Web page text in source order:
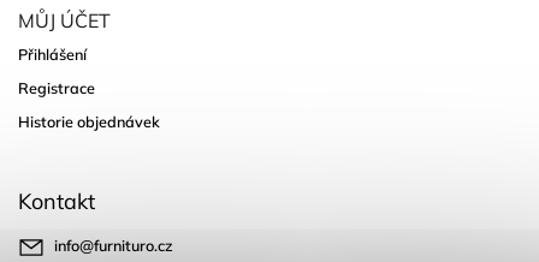
MŮJ ÚČET
Přihlášení
Registrace
Historie objednávek
Kontakt
info@furnituro.cz